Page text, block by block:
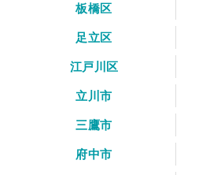
板橋区
足立区
江戸川区
立川市
三鷹市
府中市